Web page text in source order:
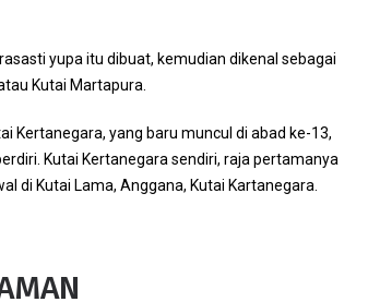
yupa itu dibuat, kemudian dikenal sebagai
Kutai Martapura.
Kertanegara, yang baru muncul di abad ke-13,
Kutai Kertanegara sendiri, raja pertamanya
di Kutai Lama, Anggana, Kutai Kartanegara.